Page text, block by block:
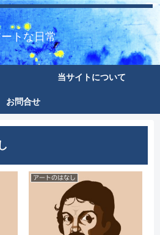
トな日常
当サイトについて
お問合せ
アートのはなし